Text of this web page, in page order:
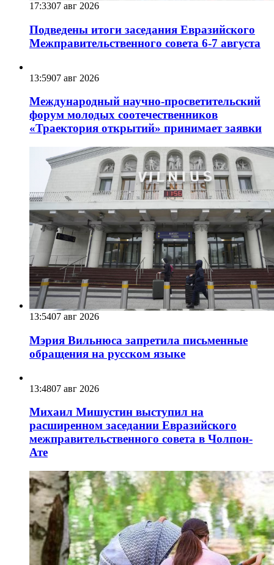
17:3307 авг 2026
Подведены итоги заседания Евразийского
Межправительственного совета 6-7 августа
13:5907 авг 2026
Международный научно-просветительский
форум молодых соотечественников
«Траектория открытий» принимает заявки
13:5407 авг 2026
Мэрия Вильнюса запретила письменные
обращения на русском языке
13:4807 авг 2026
Михаил Мишустин выступил на
расширенном заседании Евразийского
межправительственного совета в Чолпон-
Ате